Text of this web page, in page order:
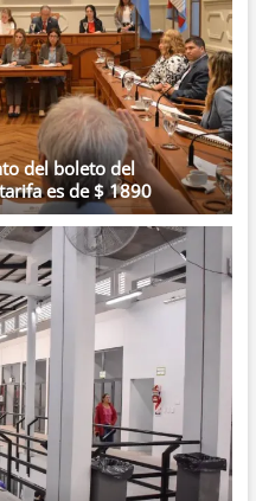
del boleto del
es de $ 1890